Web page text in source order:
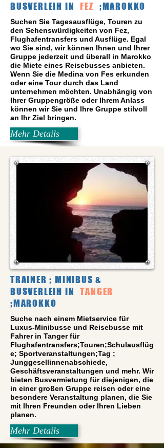
BUSVERLEIH IN
FEZ ;MAROKKO
Suchen Sie Tagesausflüge, Touren zu
den Sehenswürdigkeiten von Fez,
Flughafentransfers und Ausflüge. Egal
wo Sie sind, wir können Ihnen und Ihrer
Gruppe jederzeit und überall in Marokko
die Miete eines Reisebusses anbieten.
Wenn Sie die Medina von Fes erkunden
oder eine Tour durch das Land
unternehmen möchten. Unabhängig von
Ihrer Gruppengröße oder Ihrem Anlass
können wir Sie und Ihre Gruppe stilvoll
an Ihr Ziel bringen.
Mehr Details
TRAINER ; MINIBUS &
BUSVERLEIH IN
TANGER
;MAROKKO
Suche nach einem Mietservice für
Luxus-Minibusse und Reisebusse mit
Fahrer in Tanger für
Flughafentransfers;Touren;Schulausflüg
e; Sportveranstaltungen;Tag ;
Junggesellinnenabschiede,
Geschäftsveranstaltungen und mehr. Wir
bieten Busvermietung für diejenigen, die
in einer großen Gruppe reisen oder eine
besondere Veranstaltung planen, die Sie
mit Ihren Freunden oder Ihren Lieben
planen.
Mehr Details